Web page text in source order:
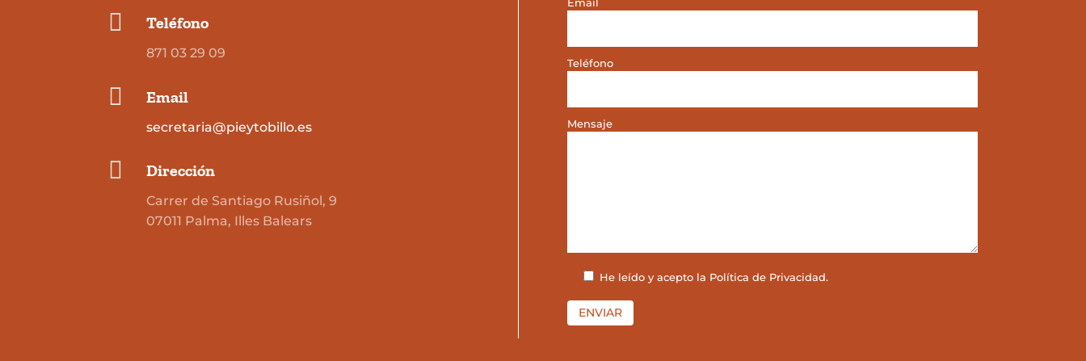
 Teléfono
871 03 29 09
 Email
secretaria@pieytobillo.es
 Dirección
Carrer de Santiago Rusiñol, 9
07011 Palma, Illes Balears
Teléfono
Mensaje
He leído y acepto la Política de Privacidad.
ENVIAR